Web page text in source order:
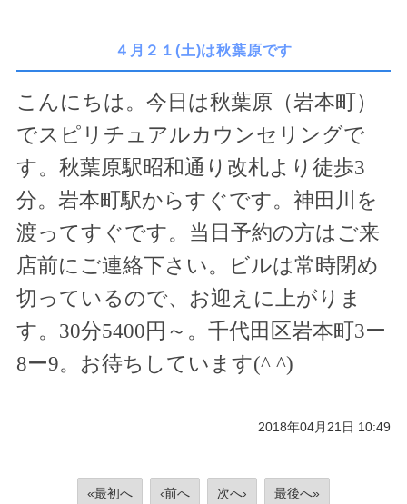
４月２１(土)は秋葉原です
こんにちは。今日は秋葉原（岩本町）
でスピリチュアルカウンセリングで
す。秋葉原駅昭和通り改札より徒歩3
分。岩本町駅からすぐです。神田川を
渡ってすぐです。当日予約の方はご来
店前にご連絡下さい。ビルは常時閉め
切っているので、お迎えに上がりま
す。 30分5400 円～。千代田区岩本町3ー
8ー9。お待ちしています(^ ^)
2018年04月21日 10:49
«最初へ ‹前へ 次へ› 最後へ»